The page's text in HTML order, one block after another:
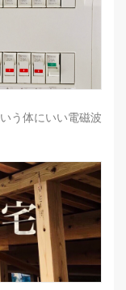
う体にいい電磁波